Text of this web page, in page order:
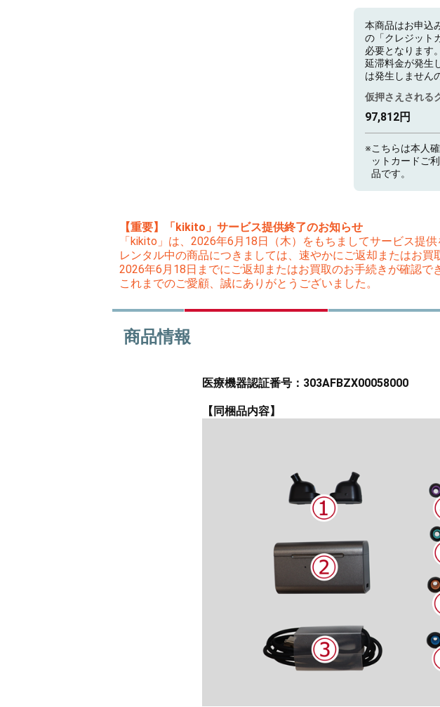
本商品はお申込
の「クレジット
必要となります。
延滞料金が発生
は発生しません
仮押さえされる
97,812円
※こちらは本人
ットカードご
品です。
【重要】「kikito」サービス提供終了のお知らせ
「kikito」は、2026年6月18日（木）をもちましてサービス提供
レンタル中の商品につきましては、速やかにご返却またはお買
2026年6月18日までにご返却またはお買取のお手続きが確認で
これまでのご愛顧、誠にありがとうございました。
商品情報
医療機器認証番号：303AFBZX00058000
【同梱品内容】